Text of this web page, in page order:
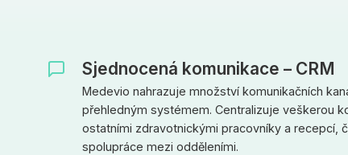
Sjednocená komunikace – CRM
Medevio nahrazuje množství komunikačních
přehledným systémem. Centralizuje veškerou
ostatními zdravotnickými pracovníky a recepcí,
spolupráce mezi odděleními.